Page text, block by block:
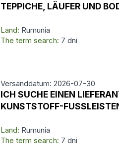
TEPPICHE, LÄUFER UND
Land: Rumunia
The term search: 7 dni
Versanddatum: 2026-07-30
ICH SUCHE EINEN
KUNSTSTOFF-
Land: Rumunia
The term search: 7 dni